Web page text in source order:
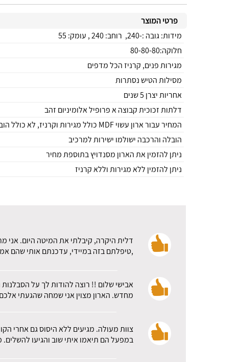
פרטי המוצר
מידות: גובה :-240, רוחב: 240 , עומק: 55
חלוקה:80-80-80
מגירות פנים, קרניז הכל מדפים
מסילות הטיש נסתרות
אחריות יצרן 5 שנים
דלתות זכוכית קבוצה א פרופיל אלומיניום זהב
המחיר עבור ארון עשוי MDF כולל מגירות וקרניז, לא כולל הובלה והרכבה
הובלה והרכבה ישולמו ישירות למרכיב
ניתן להזמין את הארון מסנדויץ בתוספת מחיר
ניתן להזמין ללא מגירות וללא קרניז
דלית היקרה, קיבלתי את המיטה היום. אני
,טיפלתם בזה במיידי, עדכנתם אותי שהם
אבישי שלום !! רוצה להודות לך על
מחדש. הארון מצוין אני שמחה שהגעתי
צוות מעולה. מגיעים ללא היסוס גם אחרי
במפעל הם תיאמו איתי שוב והגיעו